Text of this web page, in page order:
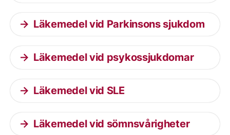
Läkemedel vid Parkinsons sjukdom
Läkemedel vid psykossjukdomar
Läkemedel vid SLE
Läkemedel vid sömnsvårigheter